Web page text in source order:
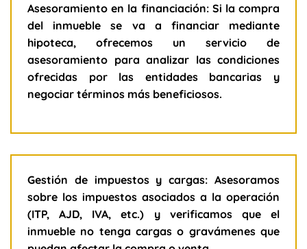
Asesoramiento en la financiación: Si la compra
del inmueble se va a financiar mediante
hipoteca, ofrecemos un servicio de
asesoramiento para analizar las condiciones
ofrecidas por las entidades bancarias y
negociar términos más beneficiosos.
Gestión de impuestos y cargas: Asesoramos
sobre los impuestos asociados a la operación
(ITP, AJD, IVA, etc.) y verificamos que el
inmueble no tenga cargas o gravámenes que